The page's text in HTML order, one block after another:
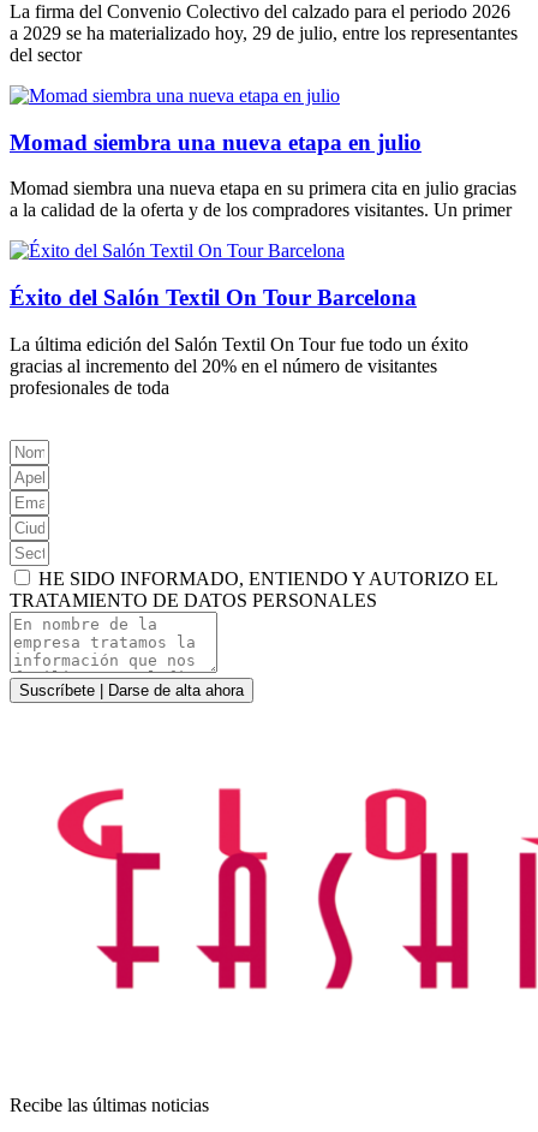
La firma del Convenio Colectivo del calzado para el periodo 2026
a 2029 se ha materializado hoy, 29 de julio, entre los representantes
del sector
Momad siembra una nueva etapa en julio
Momad siembra una nueva etapa en su primera cita en julio gracias
a la calidad de la oferta y de los compradores visitantes. Un primer
Éxito del Salón Textil On Tour Barcelona
La última edición del Salón Textil On Tour fue todo un éxito
gracias al incremento del 20% en el número de visitantes
profesionales de toda
HE SIDO INFORMADO, ENTIENDO Y AUTORIZO EL
TRATAMIENTO DE DATOS PERSONALES
Suscríbete | Darse de alta ahora
Recibe las últimas noticias